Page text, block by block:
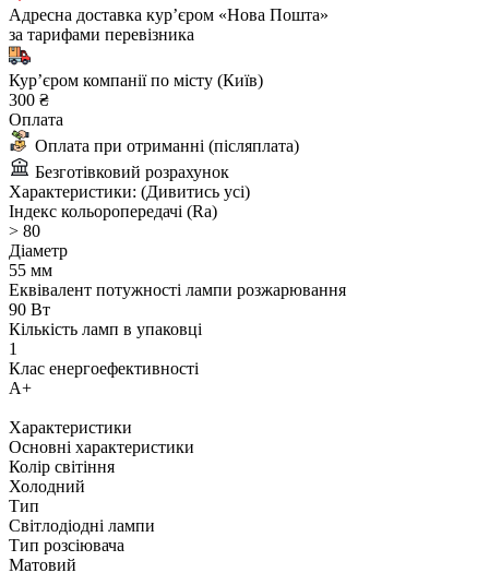
Адресна доставка курʼєром «Нова Пошта»
за тарифами перевізника
Курʼєром компанії по місту (Київ)
300 ₴
Оплата
Оплата при отриманні (післяплата)
Безготівковий розрахунок
Характеристики: (Дивитись усі)
Індекс кольоропередачі (Ra)
> 80
Діаметр
55 мм
Еквівалент потужності лампи розжарювання
90 Вт
Кількість ламп в упаковці
1
Клас енергоефективності
A+
Характеристики
Основні характеристики
Колір світіння
Холодний
Тип
Світлодіодні лампи
Тип розсіювача
Матовий